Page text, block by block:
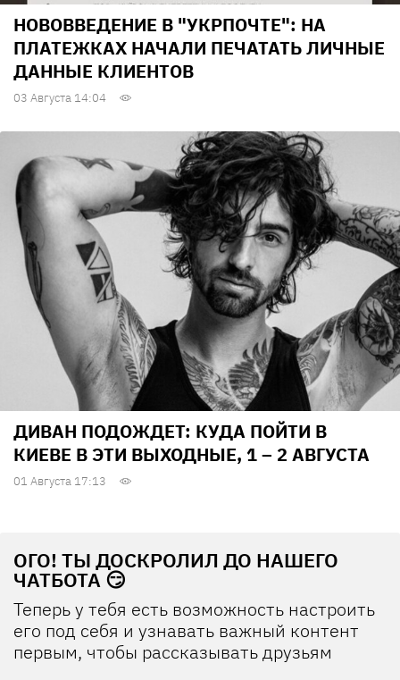
НОВОВВЕДЕНИЕ В "УКРПОЧТЕ": НА
ПЛАТЕЖКАХ НАЧАЛИ ПЕЧАТАТЬ ЛИЧНЫЕ
ДАННЫЕ КЛИЕНТОВ
03 Августа 14:04
ДИВАН ПОДОЖДЕТ: КУДА ПОЙТИ В
КИЕВЕ В ЭТИ ВЫХОДНЫЕ, 1 – 2 АВГУСТА
01 Августа 17:13
ОГО! ТЫ ДОСКРОЛИЛ ДО НАШЕГО
ЧАТБОТА 😏
Теперь у тебя есть возможность настроить
его под себя и узнавать важный контент
первым, чтобы рассказывать друзьям